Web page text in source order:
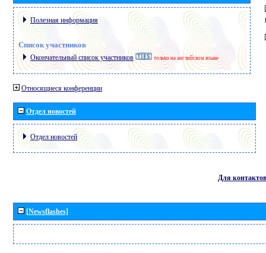
Полезная информация
Список участников
Окончательный список участников только на английском языке
Относящиеся конференции
Отдел новостей
Отдел новостей
Для контактов
[Newsflashes]